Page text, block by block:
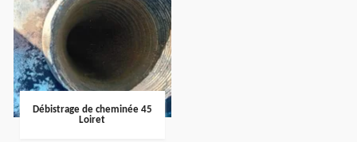
Débistrage de cheminée 45
Loiret